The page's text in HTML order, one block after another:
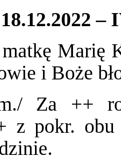
–
Marię
i Boże
Za ++
z pokr.